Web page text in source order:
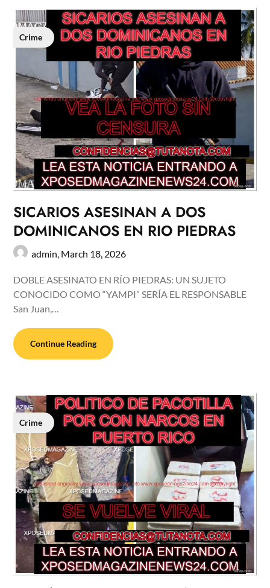
Crime
SICARIOS ASESINAN A DOS
DOMINICANOS EN RIO PIEDRAS
admin, March 18, 2026
DOBLE ASESINATO EN RÍO PIEDRAS: UN SUJETO
CONOCIDO COMO “YAMPI” SERÍA EL RESPONSABLE
San Juan,…
Continue Reading
Crime